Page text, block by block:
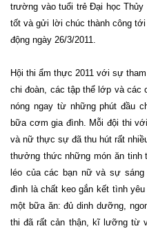
trường vào tuổi trẻ Đại học
tốt và gửi lời chúc thành công
động ngày 26/3/2011.
Hội thi ẩm thực 2011 với sự
chi đoàn, các tập thể lớp và các
nóng ngay từ những phút đầu
bữa cơm gia đình. Mỗi đội thi
và nữ thực sự đã thu hút rất
thưởng thức những món ăn tinh
léo của các bạn nữ và sự
đình là chất keo gắn kết tình
một bữa ăn: đủ dinh dưỡng,
thi đã rất cản thận, kĩ lưỡng từ